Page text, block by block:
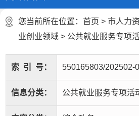
您当前所在位置： 首页 > 市人力
业创业领域 > 公共就业服务专项
索 引 号： 550165803/202502-
信息分类： 公共就业服务专项活